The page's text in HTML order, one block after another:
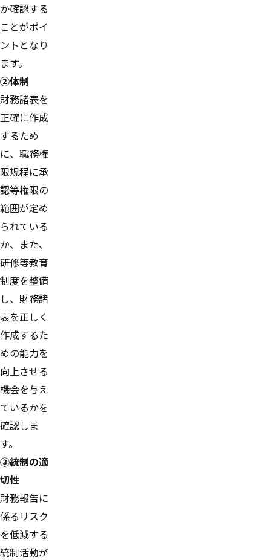
か確認する
ことがポイ
ントとなり
ます。
②体制
財務諸表を
正確に作成
するため
に、職務権
限規程に承
認等権限の
範囲が定め
られている
か、また、
研修等教育
制度を整備
し、財務諸
表を正しく
作成するた
めの能力を
向上させる
機会を与え
ているかを
確認しま
す。
③統制の適
切性
財務報告に
係るリスク
を低減する
統制活動が